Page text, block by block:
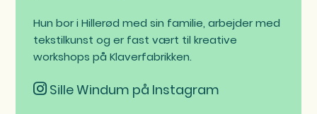
Hun bor i Hillerød med sin familie, arbejder med
tekstilkunst og er fast vært til kreative
workshops på Klaverfabrikken.
Sille Windum på Instagram